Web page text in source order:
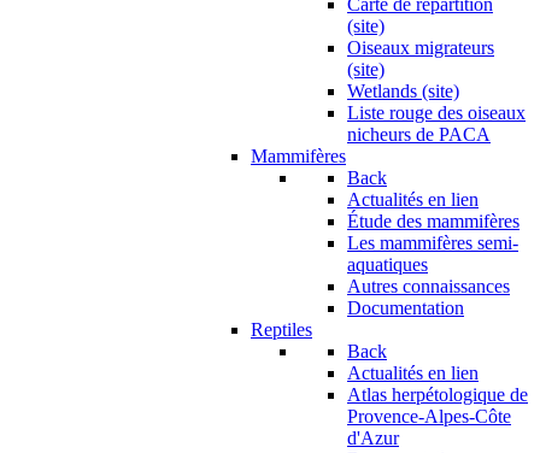
Carte de répartition
(site)
Oiseaux migrateurs
(site)
Wetlands (site)
Liste rouge des oiseaux
nicheurs de PACA
Mammifères
Back
Actualités en lien
Étude des mammifères
Les mammifères semi-
aquatiques
Autres connaissances
Documentation
Reptiles
Back
Actualités en lien
Atlas herpétologique de
Provence-Alpes-Côte
d'Azur